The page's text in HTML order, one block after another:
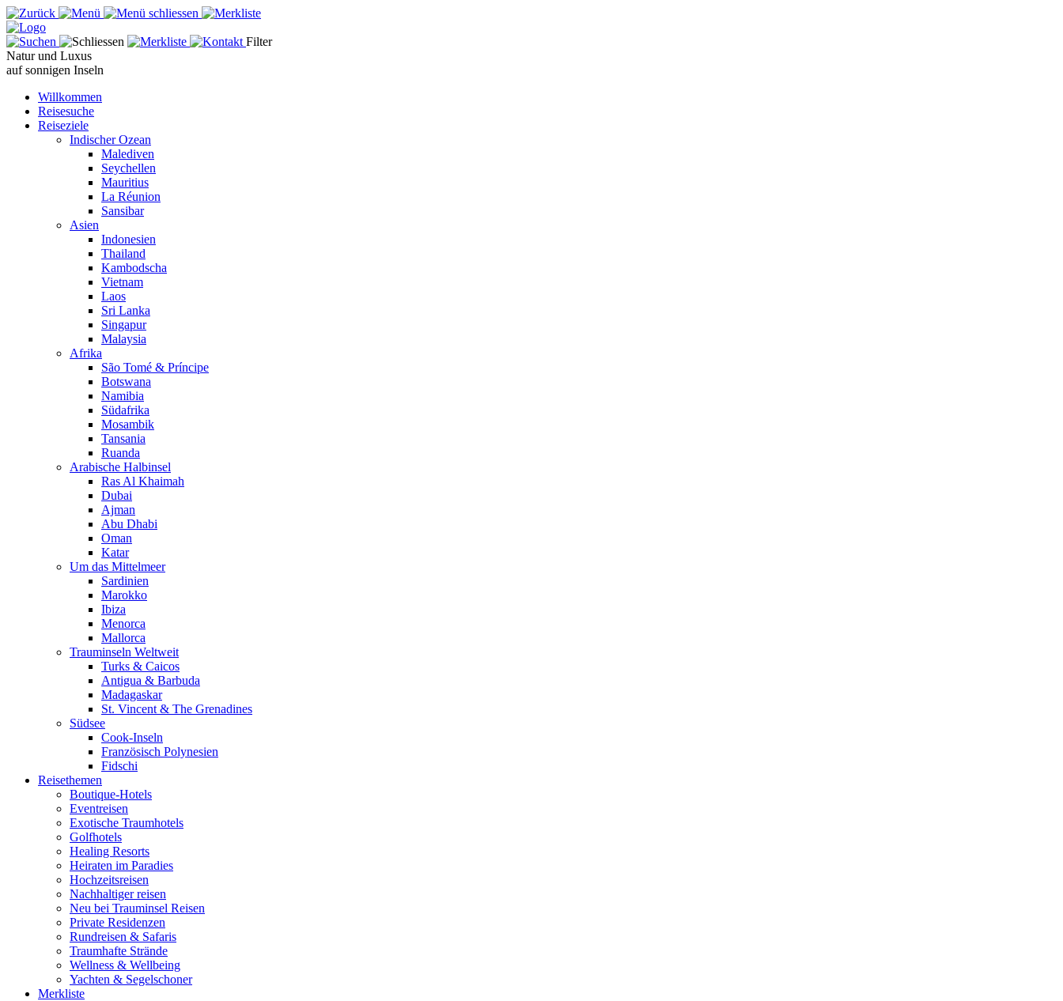
Filter
Natur und Luxus
auf sonnigen Inseln
Willkommen
Reisesuche
Reiseziele
Indischer Ozean
Malediven
Seychellen
Mauritius
La Réunion
Sansibar
Asien
Indonesien
Thailand
Kambodscha
Vietnam
Laos
Sri Lanka
Singapur
Malaysia
Afrika
São Tomé & Príncipe
Botswana
Namibia
Südafrika
Mosambik
Tansania
Ruanda
Arabische Halbinsel
Ras Al Khaimah
Dubai
Ajman
Abu Dhabi
Oman
Katar
Um das Mittelmeer
Sardinien
Marokko
Ibiza
Menorca
Mallorca
Trauminseln Weltweit
Turks & Caicos
Antigua & Barbuda
Madagaskar
St. Vincent & The Grenadines
Südsee
Cook-Inseln
Französisch Polynesien
Fidschi
Reisethemen
Boutique-Hotels
Eventreisen
Exotische Traumhotels
Golfhotels
Healing Resorts
Heiraten im Paradies
Hochzeitsreisen
Nachhaltiger reisen
Neu bei Trauminsel Reisen
Private Residenzen
Rundreisen & Safaris
Traumhafte Strände
Wellness & Wellbeing
Yachten & Segelschoner
Merkliste